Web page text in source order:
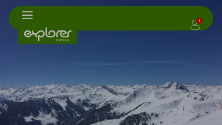
1